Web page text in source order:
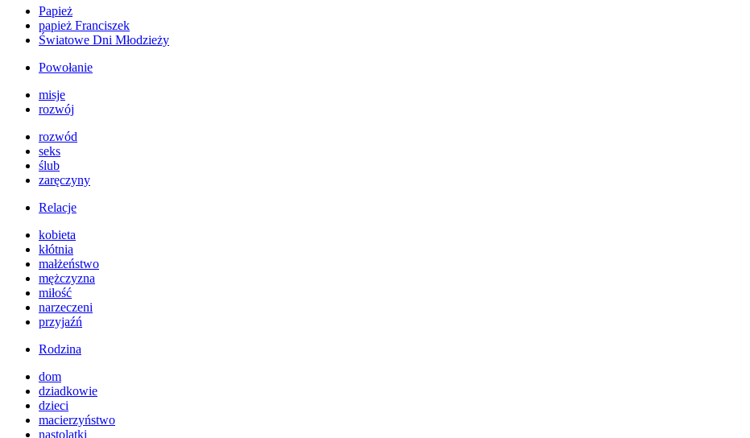
Papież
papież Franciszek
Światowe Dni Młodzieży
Powołanie
misje
rozwój
rozwód
seks
ślub
zaręczyny
Relacje
kobieta
kłótnia
małżeństwo
mężczyzna
miłość
narzeczeni
przyjaźń
Rodzina
dom
dziadkowie
dzieci
macierzyństwo
nastolatki